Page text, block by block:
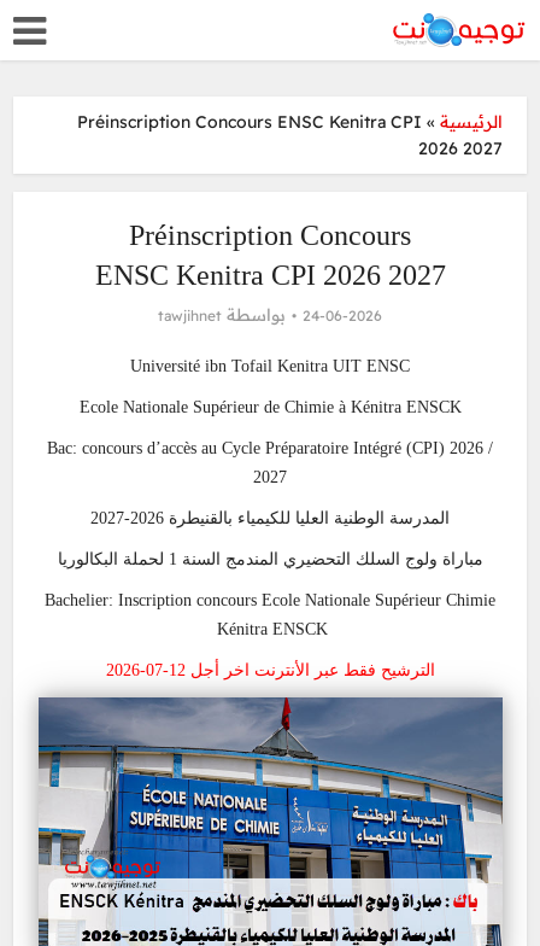
الرئيسية »
Préinscription Concours ENSC Kenitra CPI
2026 2027
Préinscription Concours
ENSC Kenitra CPI 2026 2027
24-06-2026 بواسطة tawjihnet
Université ibn Tofail Kenitra UIT ENSC
Ecole Nationale Supérieur de Chimie à Kénitra ENSCK
Bac: concours d’accès au Cycle Préparatoire Intégré (CPI) 2026 /
2027
المدرسة الوطنية العليا للكيمياء بالقنيطرة 2026-2027
مباراة ولوج السلك التحضيري المندمج السنة 1 لحملة البكالوريا
Bachelier: Inscription concours Ecole Nationale Supérieur Chimie
Kénitra ENSCK
الترشيح فقط عبر الأنترنت اخر أجل 12-07-2026